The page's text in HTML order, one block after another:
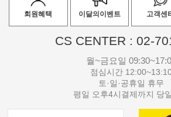
회원혜택 이달의이벤트 고객센
CS CENTER : 02-
월~금요일
점심시간
토·일·공휴일 휴무
평일 오후4시결제까지 당